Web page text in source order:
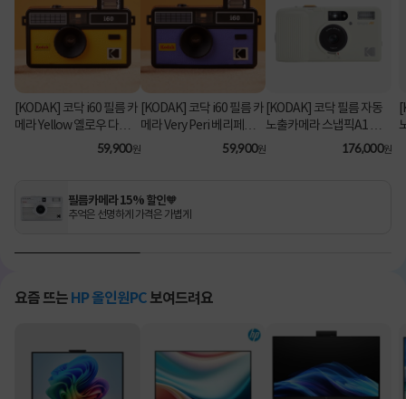
[KODAK] 코닥 i60 필름 카
메라 Yellow 옐로우 다회
59,900원
[KODAK] 코닥 i60 필름 카
메라 Very Peri 베리페리
다회용 카메라
59,900원
[KODAK] 코닥 필름 자동
노출카메라 스냅픽A1 다
중노출 자동감기 35mm
176,000원
필름카메라 15% 할인🧡
추억은 선명하게 가격은 가볍게
요즘 뜨는 HP 올인원PC 보여드려요